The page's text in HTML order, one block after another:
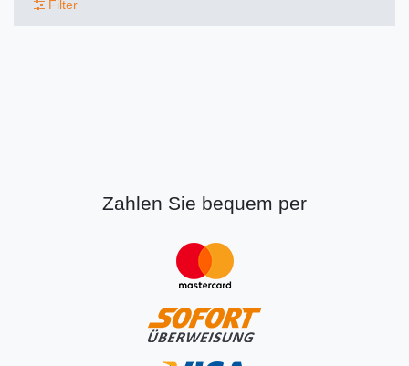
Filter
Zahlen Sie bequem per